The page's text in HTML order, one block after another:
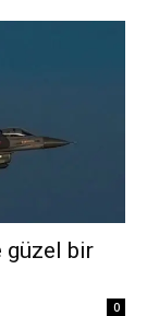
güzel bir
0